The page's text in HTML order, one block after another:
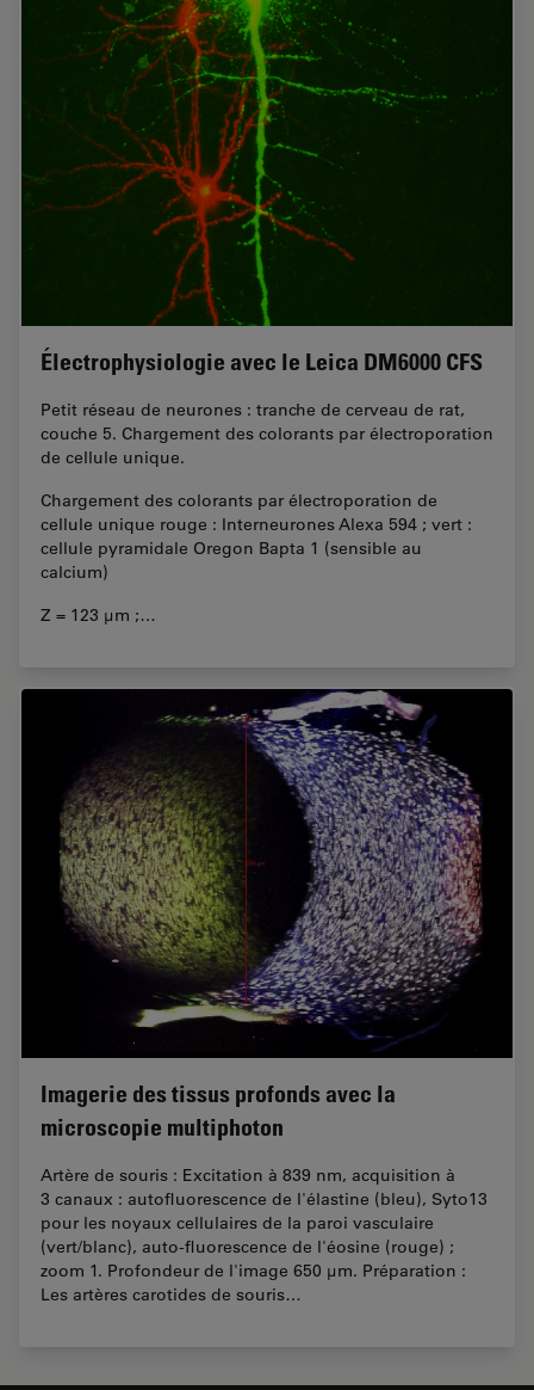
Électrophysiologie avec le Leica DM6000 CFS
Petit réseau de neurones : tranche de cerveau de rat,
couche 5. Chargement des colorants par électroporation
de cellule unique.
Chargement des colorants par électroporation de
cellule unique rouge : Interneurones Alexa 594 ; vert :
cellule pyramidale Oregon Bapta 1 (sensible au
calcium)
Z = 123 µm ;…
Imagerie des tissus profonds avec la
microscopie multiphoton
Artère de souris : Excitation à 839 nm, acquisition à
3 canaux : autofluorescence de l'élastine (bleu), Syto13
pour les noyaux cellulaires de la paroi vasculaire
(vert/blanc), auto-fluorescence de l'éosine (rouge) ;
zoom 1. Profondeur de l'image 650 µm. Préparation :
Les artères carotides de souris…